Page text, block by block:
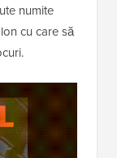
numite
cu care să